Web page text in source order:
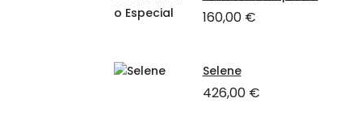
160,00 €
Selene
426,00 €